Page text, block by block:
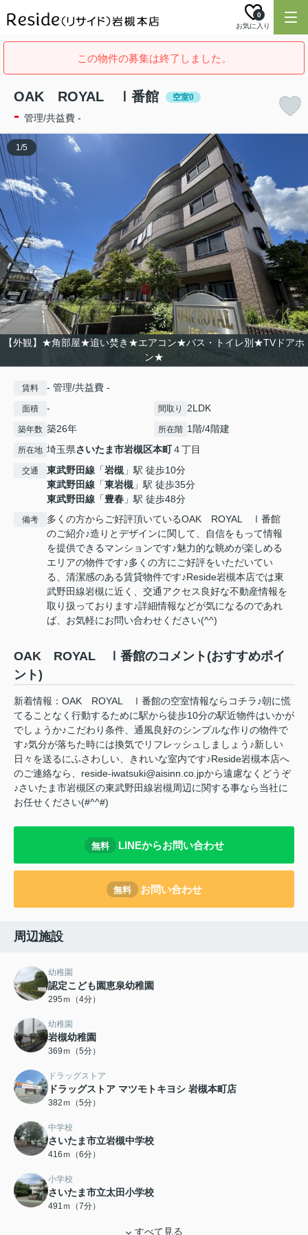
お気に入り
0
この物件の募集は終了しました。
OAK ROYAL Ⅰ番館 空室0
- 管理/共益費 -
【外観】★角部屋★追い焚き★エアコン★バス・トイレ別★TVドアホ
ン★
1/5
賃料 - 管理/共益費 -
面積 - 間取り 2LDK
築年数 築26年 所在階 1階/4階建
所在地 埼玉県さいたま市岩槻区本町４丁目
交通 東武野田線 「岩槻 」駅 徒歩10分
東武野田線 「東岩槻 」駅 徒歩35分
東武野田線 「豊春 」駅 徒歩48分
備考
多くの方からご好評頂いているOAK ROYAL Ⅰ番館
のご紹介♪造りとデザインに関して、自信をもって情報
を提供できるマンションです♪魅力的な眺めが楽しめる
エリアの物件です♪多くの方にご好評をいただいてい
る、清潔感のある賃貸物件です♪Reside岩槻本店では東
武野田線岩槻に近く、交通アクセス良好な不動産情報を
取り扱っております♪詳細情報などが気になるのであれ
ば、お気軽にお問い合わせください(^^)
OAK ROYAL Ⅰ番館のコメント(おすすめポイ
ント)
新着情報：OAK ROYAL Ⅰ番館の空室情報ならコチラ♪朝に慌
てることなく行動するために駅から徒歩10分の駅近物件はいかが
でしょうか♪こだわり条件、通風良好のシンプルな作りの物件で
す♪気分が落ちた時には換気でリフレッシュしましょう♪新しい
日々を送るにふさわしい、きれいな室内です♪Reside岩槻本店へ
のご連絡なら、reside-iwatsuki@aisinn.co.jpから遠慮なくどうぞ
♪さいたま市岩槻区の東武野田線岩槻周辺に関する事なら当社に
お任せください(#^^#)
無料 LINEからお問い合わせ
無料 お問い合わせ
周辺施設
幼稚園
認定こども園恵泉幼稚園
295ｍ（4分）
幼稚園
岩槻幼稚園
369ｍ（5分）
ドラッグストア
ドラッグストア マツモトキヨシ 岩槻本町店
382ｍ（5分）
中学校
さいたま市立岩槻中学校
416ｍ（6分）
小学校
さいたま市立太田小学校
491ｍ（7分）
すべて見る